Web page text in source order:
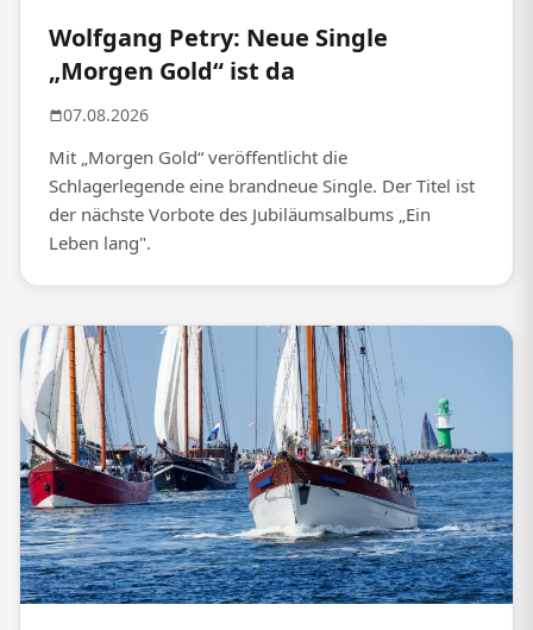
Wolfgang Petry: Neue Single
„Morgen Gold“ ist da
07.08.2026
Mit „Morgen Gold“ veröffentlicht die
Schlagerlegende eine brandneue Single. Der Titel ist
der nächste Vorbote des Jubiläumsalbums „Ein
Leben lang".